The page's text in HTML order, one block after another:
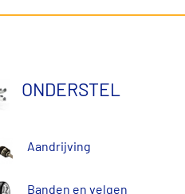
ONDERSTEL
Aandrijving
Banden en velgen